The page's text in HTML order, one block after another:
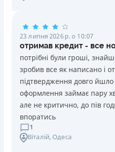
23 липня 2026 р. о 10:07
отримав кредит - все
потрібні були гроші,
зробив все як написано і
підтвердження довго
оформлення займає пару
але не критично, до пів
впоратись
1
Віталій, Одеса